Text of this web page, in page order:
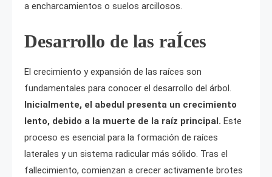
a encharcamientos o suelos arcillosos.
Desarrollo de las raÍces
El crecimiento y expansión de las raíces son
fundamentales para conocer el desarrollo del árbol.
Inicialmente, el abedul presenta un crecimiento
lento, debido a la muerte de la raíz principal. Este
proceso es esencial para la formación de raíces
laterales y un sistema radicular más sólido. Tras el
fallecimiento, comienzan a crecer activamente brotes